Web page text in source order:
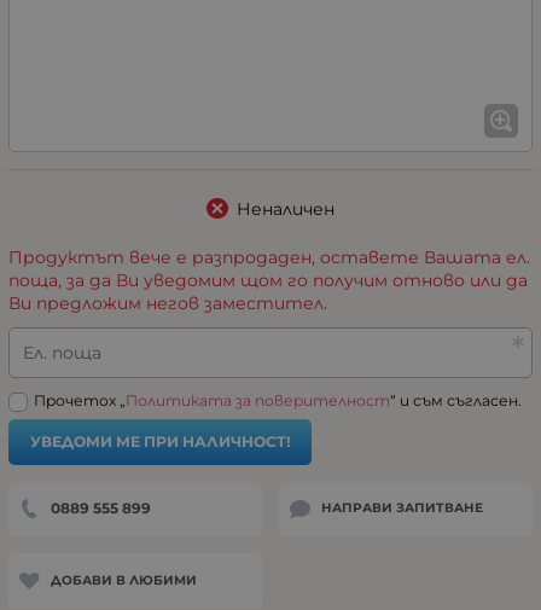
Неналичен
Продуктът вече е разпродаден, оставете Вашата ел.
поща, за да Ви уведомим щом го получим отново или да
Ви предложим негов заместител.
Ел. поща
Прочетох „ Политиката за поверителност“ и съм съгласен.
УВЕДОМИ МЕ ПРИ НАЛИЧНОСТ!
0889 555 899 НАПРАВИ ЗАПИТВАНЕ
ДОБАВИ В ЛЮБИМИ